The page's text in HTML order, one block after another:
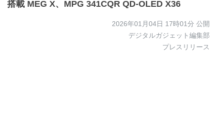
搭載 MEG X、MPG 341CQR QD-OLED X36
2026年01月04日 17時01分 公開
デジタルガジェット編集部
プレスリリース